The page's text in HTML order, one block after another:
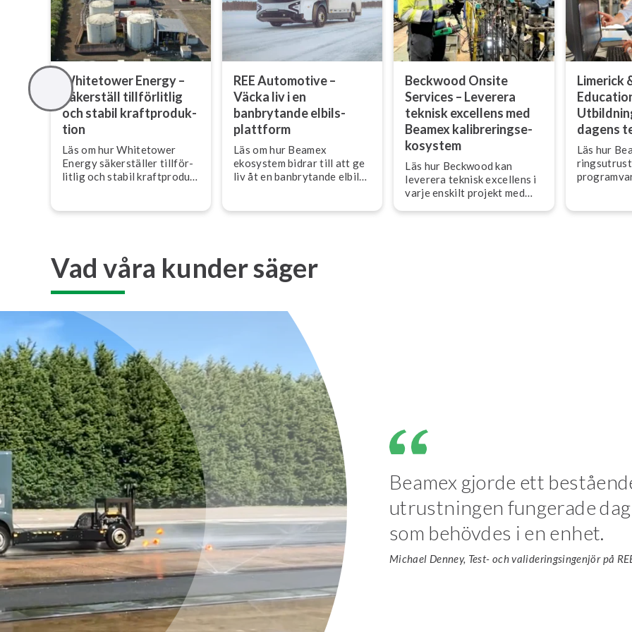
Whitetower Energy –
Säkerställ till­för­lit­lig
och stabil kraft­pro­duk­
tion
Läs om hur Whitetower
Energy sä­ker­stäl­ler till­för­
lit­lig och stabil kraft­pro­duk­
ko­sy­stem.
REE Automotive –
Väcka liv i en
banbrytande el­bils­
platt­form
Läs om hur Beamex
ekosystem bidrar till att ge
liv åt en banbrytande el­bils­
Beckwood Onsite
Services – Leverera
teknisk excellens med
Beamex ka­libre­rings­e­
ko­sy­stem
Läs hur Beckwood kan
leverera teknisk excellens i
varje enskilt projekt med
Limerick
da­gens
Läs hur
förlitar sig
Vad våra kunder säger
Beamex gjorde ett
utrustningen fungerade
som behövdes i en enhet.
Michael Denney, Test- och valideringsingenjör på